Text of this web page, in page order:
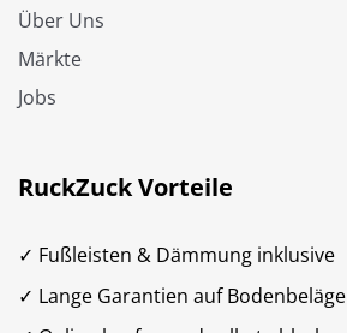
Über Uns
Märkte
Jobs
RuckZuck Vorteile
✓ Fußleisten & Dämmung inklusive
✓ Lange Garantien auf Bodenbeläge